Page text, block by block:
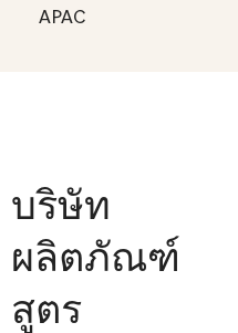
APAC
บริษัท
ผลิตภัณฑ์
สูตร